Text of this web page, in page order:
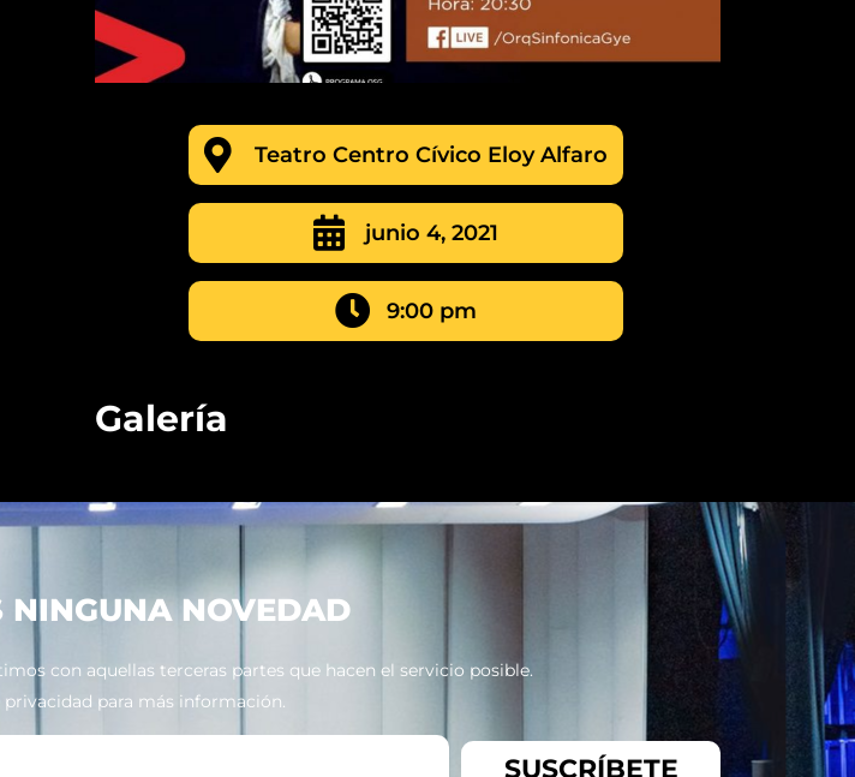
Teatro Centro Cívico Eloy Alfaro
junio 4, 2021
9:00 pm
Galería
NINGUNA NOVEDAD
con aquellas terceras partes que hacen el servicio posible.
para más información.
SUSCRÍBETE